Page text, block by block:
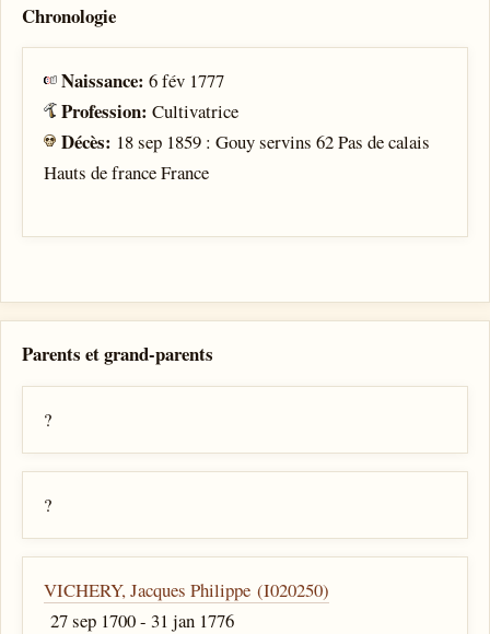
Chronologie
Naissance:6 fév 1777
Profession:Cultivatrice
Décès: 18 sep 1859 : Gouy servins 62 Pas de calais
Hauts de france France
Parents et grand-parents
?
?
VICHERY, Jacques Philippe (I020250)
27 sep 1700 - 31 jan 1776